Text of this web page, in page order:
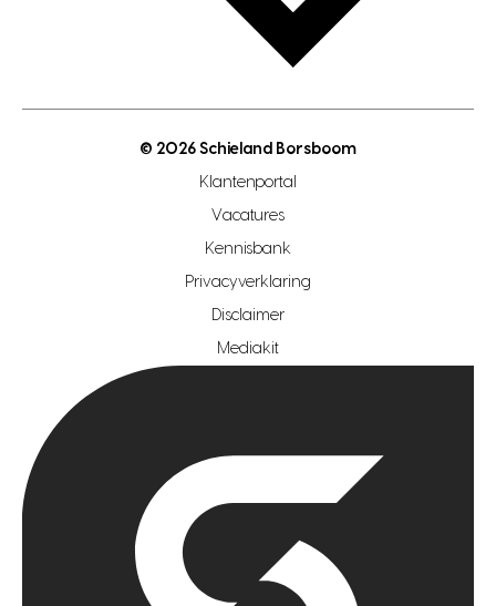
gratis zoekprofiel aanmaken
open woningwaarde dag
makelaar regio zoetermeer
hypotheekshop regio den haag
hypotheekshop regio rotterdam
© 2026 Schieland Borsboom
Klantenportal
Vacatures
Kennisbank
Privacyverklaring
Disclaimer
Mediakit